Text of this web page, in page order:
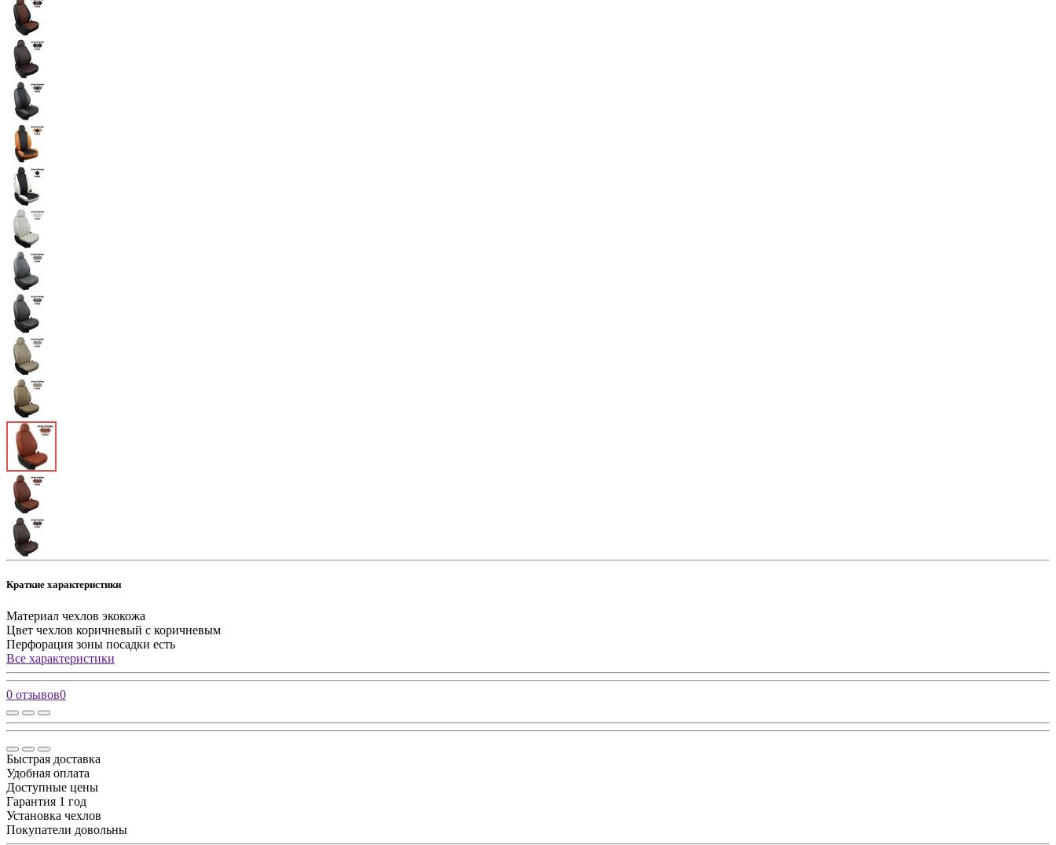
Краткие характеристики
Материал чехлов экокожа
Цвет чехлов коричневый с коричневым
Перфорация зоны посадки есть
Все характеристики
0 отзывов0
Быстрая доставка
Удобная оплата
Доступные цены
Гарантия 1 год
Установка чехлов
Покупатели довольны